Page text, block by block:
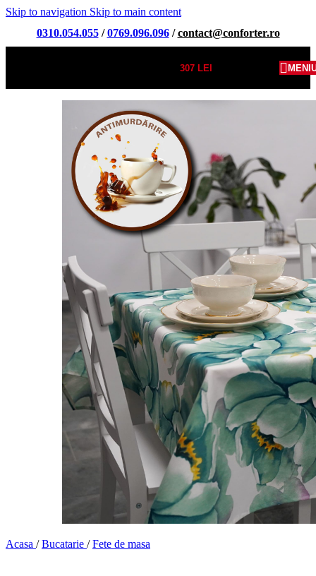
Skip to navigation Skip to main content
0310.054.055/0769.096.096/contact@conforter.ro
307LEI
Acasa / Bucatarie / Fete de masa